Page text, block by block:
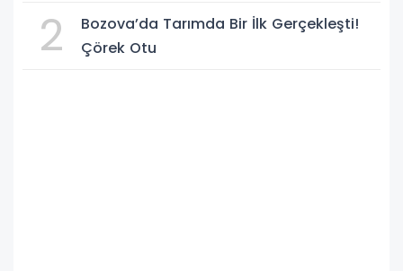
2
Bozova’da Tarımda Bir İlk Gerçekleşti!
Çörek Otu